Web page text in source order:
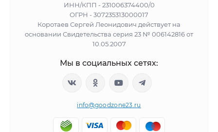
ИНН/КПП - 231006374400/0
ОГРН - 307235313000017
Коротаев Сергей Леонидович действует на
основании Свидетельства серия 23 № 006142816 от
10.05.2007
Мы в социальных сетях:
info@goodzone23.ru